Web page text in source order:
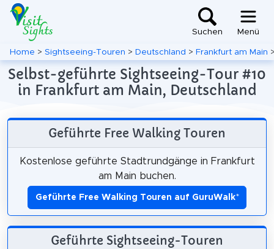
Suchen Menü
Home > Sightseeing-Touren > Deutschland > Frankfurt am Main
Selbst-geführte Sightseeing-Tour #10
in Frankfurt am Main, Deutschland
Geführte Free Walking Touren
Kostenlose geführte Stadtrundgänge in Frankfurt
am Main buchen.
Geführte Free Walking Touren auf GuruWalk*
Geführte Sightseeing-Touren